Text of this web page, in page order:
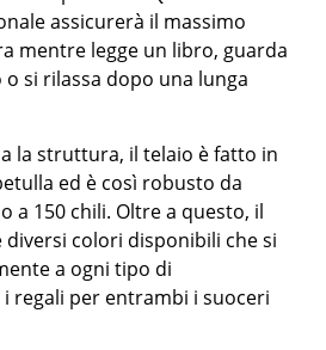
assicurerà il massimo
mentre legge un libro, guarda
o si rilassa dopo una lunga
la struttura, il telaio è fatto in
ed è così robusto da
a 150 chili. Oltre a questo, il
colori disponibili che si
a ogni tipo di
regali per entrambi i suoceri